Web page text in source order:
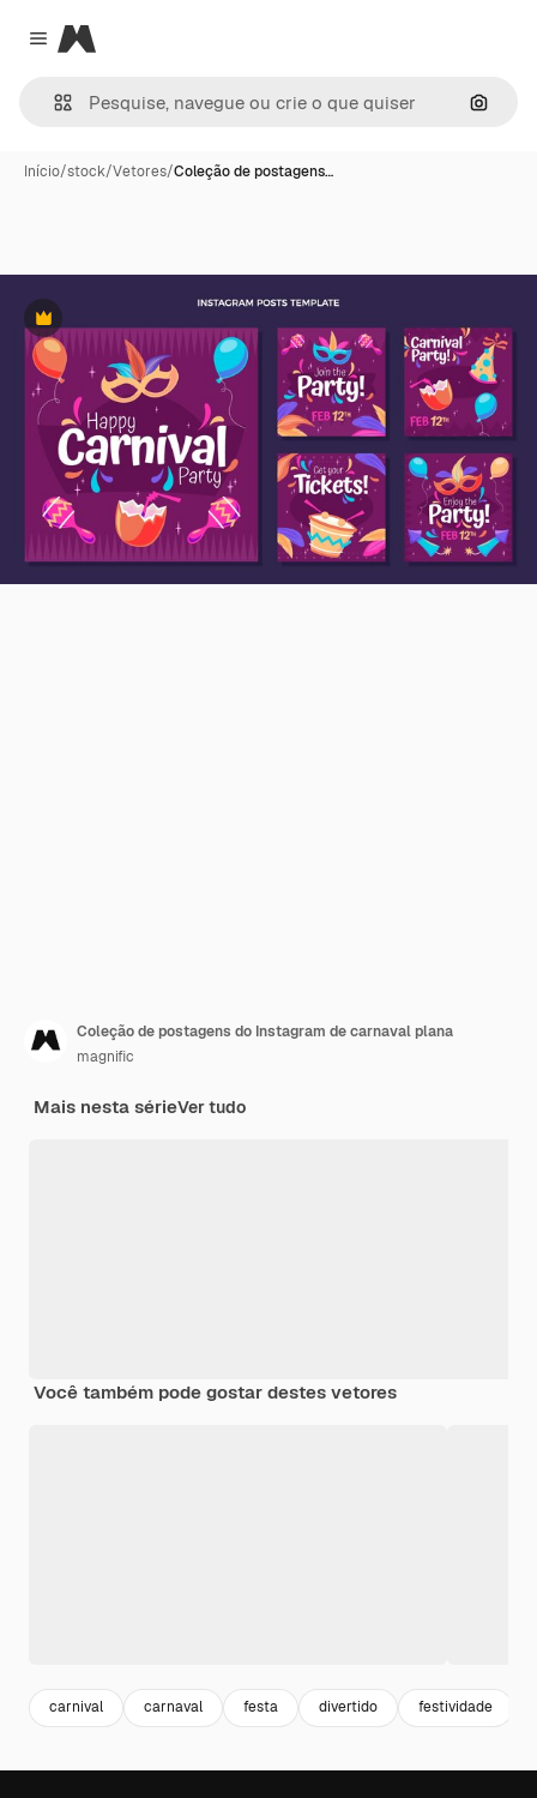
Close menu
Magnific
Início/stock/Vetores/Coleção de postagens…
Premium
Coleção de postagens do Instagram de carnaval plana
magnific
Mais nesta sérieVer tudo
Você também pode gostar destes vetores
carnival carnaval festa divertido festividade